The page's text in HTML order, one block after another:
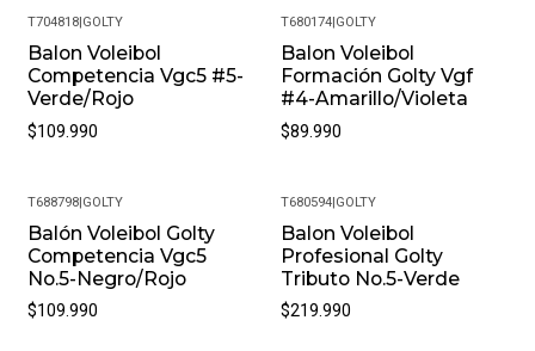
T704818| GOLTY
Balon Voleibol
Competencia Vgc5 #5-
Verde/Rojo
$109.990
T680174 GOLTY
Balon Voleibol
Formación Golty Vgf
#4-Amarillo/Violeta
$89.990
T688798| GOLTY
Balón Voleibol Golty
Competencia Vgc5
No.5-Negro/Rojo
$109.990
T680594 GOLTY
Balon Voleibol
Profesional Golty
Tributo No.5-Verde
$219.990